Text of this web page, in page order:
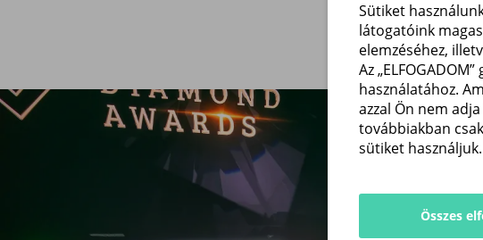
Sütiket
látogatóink
elemzéséhez,
Az
használatához.
azzal Ön nem
továbbiakban
sütiket használjuk.
Összes